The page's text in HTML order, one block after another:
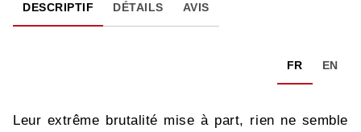
DESCRIPTIF DÉTAILS AVIS
FR EN
Leur extrême brutalité mise à part, rien ne semble